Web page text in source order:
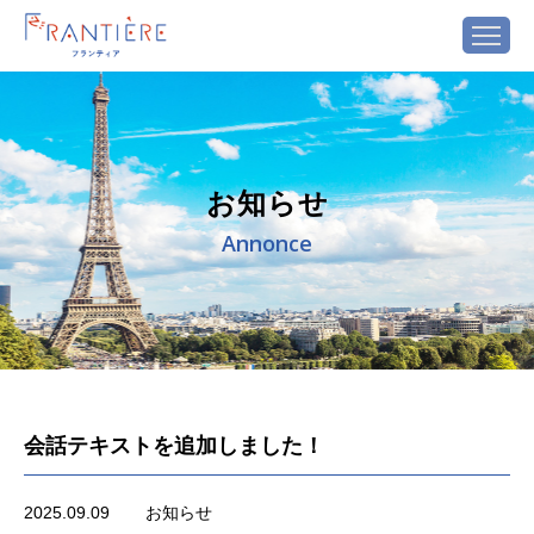
お知らせ
Annonce
会話テキストを追加しました！
2025.09.09 お知らせ